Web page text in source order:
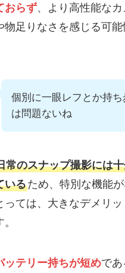
おらず、より高性能な
物足りなさを感じる可能
個別に一眼レフとか持ち
は問題ないね
常のスナップ撮影には
いるため、特別な機能
っては、大きなデメリ
ッテリー持ちが短めで